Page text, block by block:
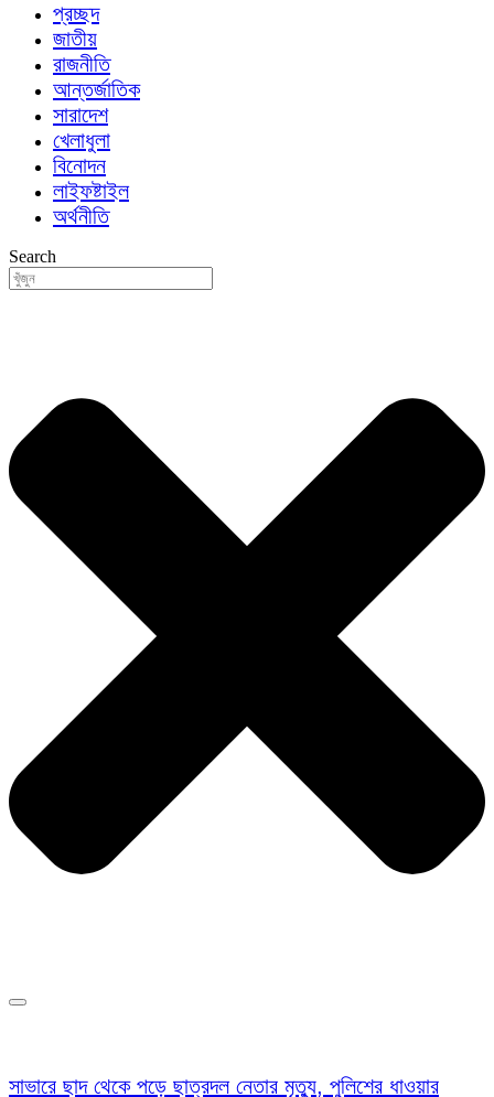
প্রচ্ছদ
জাতীয়
রাজনীতি
আন্তর্জাতিক
সারাদেশ
খেলাধুলা
বিনোদন
লাইফষ্টাইল
অর্থনীতি
Search
সাভারে ছাদ থেকে পড়ে ছাত্রদল নেতার মৃত্যু, পুলিশের ধাওয়ার